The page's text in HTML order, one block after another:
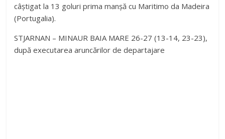
câștigat la 13 goluri prima manșă cu Maritimo da Madeira
(Portugalia).
STJARNAN – MINAUR BAIA MARE 26-27 (13-14, 23-23),
după executarea aruncărilor de departajare